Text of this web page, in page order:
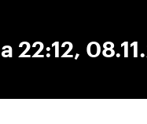
22:12,